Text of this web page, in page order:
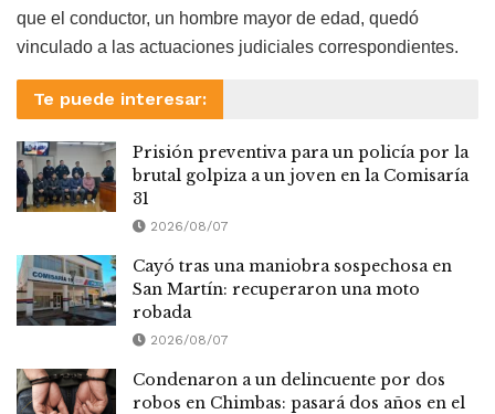
que el conductor, un hombre mayor de edad, quedó
vinculado a las actuaciones judiciales correspondientes.
Te puede interesar:
Prisión preventiva para un policía por la
brutal golpiza a un joven en la Comisaría
31
2026/08/07
Cayó tras una maniobra sospechosa en
San Martín: recuperaron una moto
robada
2026/08/07
Condenaron a un delincuente por dos
robos en Chimbas: pasará dos años en el